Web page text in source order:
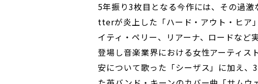
5年振り3枚目となる今作には、その過
tterが炎上した「ハード・アウト・ヒア
イティ・ペリー、リアーナ、ロードなど
登場し音楽業界における女性アーティス
安について歌った「シーザス」に加え